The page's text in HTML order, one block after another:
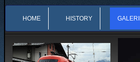
HOME HISTORY